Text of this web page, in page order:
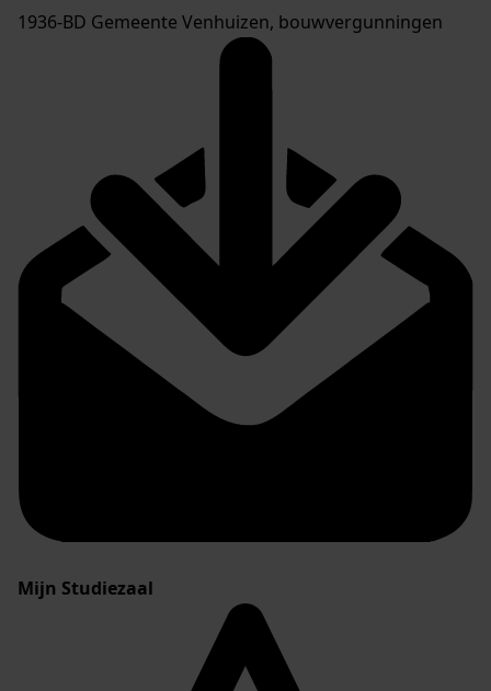
1936-BD Gemeente Venhuizen, bouwvergunningen
Mijn Studiezaal